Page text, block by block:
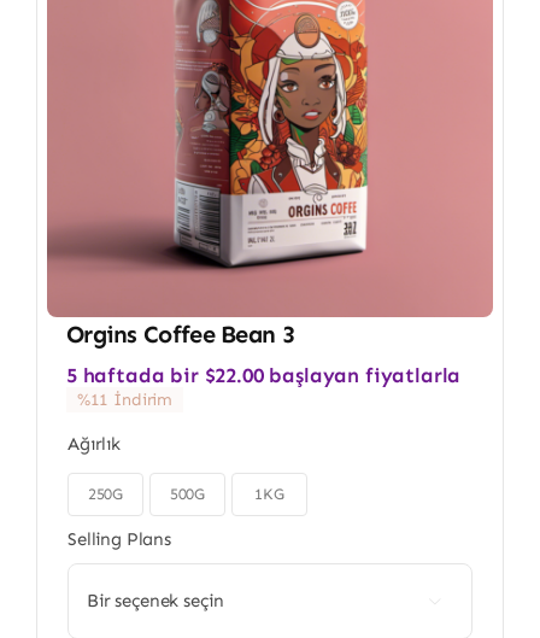
Orgins Coffee Bean 3
5 haftada bir $22.00 başlayan fiyatlarla
%11 İndirim
Ağırlık
250G 500G 1KG
Selling Plans